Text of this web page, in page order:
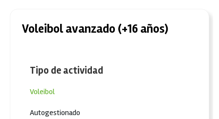
Voleibol avanzado (+16 años)
Tipo de actividad
Voleibol
Autogestionado